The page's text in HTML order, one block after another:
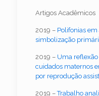
Artigos Acadêmicos
2019 – Polifonias em
simbolização
2019 – Uma
cuidados maternos
por reprodução
2019 –Trabalho